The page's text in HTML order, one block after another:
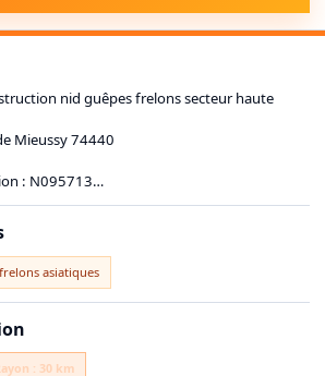
nid guêpes frelons secteur haute
Mieussy 74440
: N095713
: Maff pro
asiatiques
: 30 km